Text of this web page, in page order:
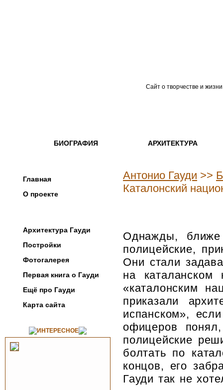
Сайт о творчестве и
БИОГРАФИЯ АРХИТЕКТУРА
Главная
О проекте
Архитектура Гауди
Постройки
Фотогалерея
Первая книга о Гауди
Ещё про Гауди
Карта сайта
ИНТЕРЕСНОЕ
Антонио Гауди >>
Каталонский
Однажды, ближе
полицейские,
Они стали
на
«каталонским
приказали
испанском»,
офицеров
полицейские
болтать по
концов, его
Гауди так не